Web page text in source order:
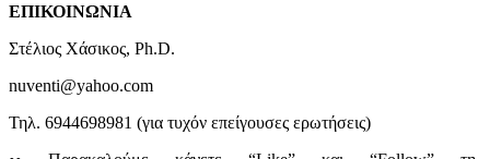
ΕΠΙΚΟΙΝΩΝΙΑ
Στέλιος Χάσικος, Ph.D.
nuventi@yahoo.com
Τηλ. 6944698981 (για τυχόν επείγουσες ερωτήσεις)